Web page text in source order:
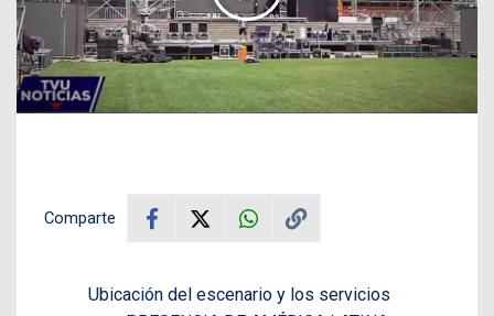
Comparte
Ubicación del escenario y los servicios